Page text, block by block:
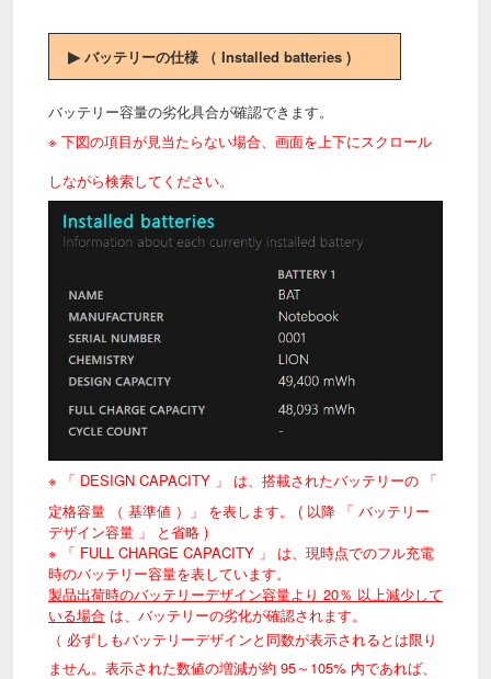
▶バッテリーの仕様 （ Installed batteries )
バッテリー容量の劣化具合が確認できます。
※ 下図の項目が見当たらない場合、画面を上下にスクロール
しながら検索してください。
※ 「 DESIGN CAPACITY 」 は、 搭載されたバッテリーの 「
定格容量 （ 基準値 ）」 を表します。 ( 以降 「 バッテリー
デザイン容量 」 と省略 )
※ 「 FULL CHARGE CAPACITY 」 は、現時点でのフル充電
時のバッテリー容量を表しています。
製品出荷時のバッテリーデザイン容量より 20％ 以上減少して
いる場合 は、バッテリーの劣化が確認されます。
（ 必ずしもバッテリーデザインと同数が表示されるとは限り
ません。表示された数値の増減が約 95～105% 内であれば、